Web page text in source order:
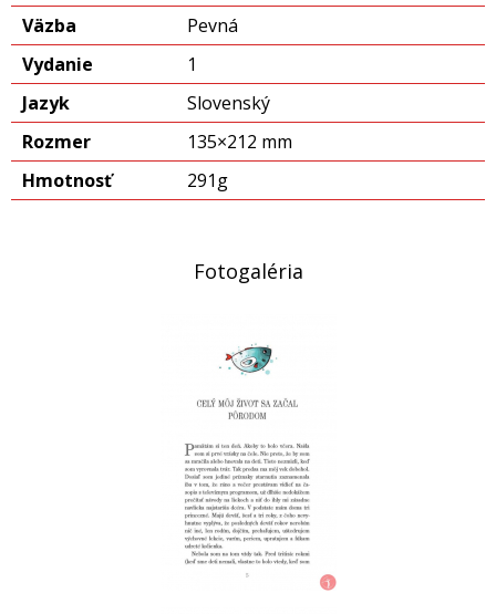
Väzba
Pevná
Vydanie
1
Jazyk
Slovenský
Rozmer
135×212 mm
Hmotnosť
291g
Fotogaléria